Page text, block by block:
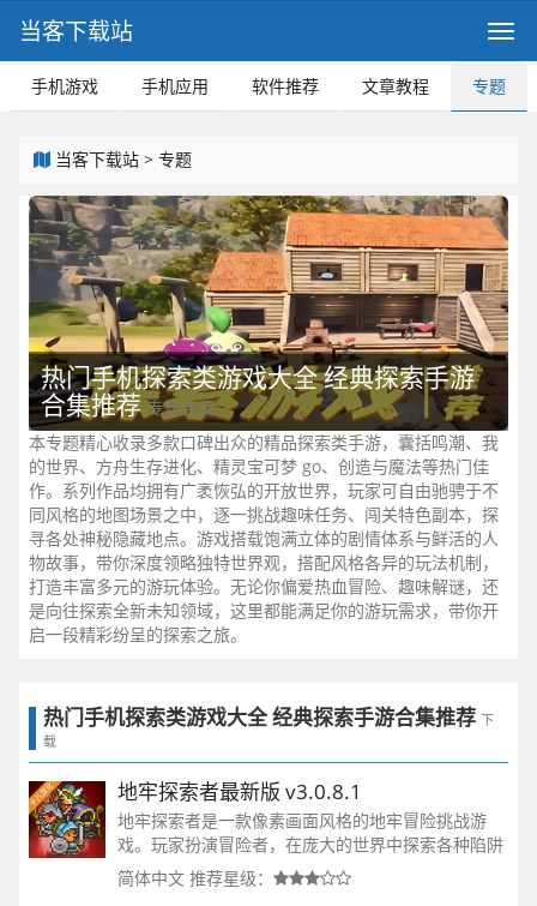
当客下载站
手机游戏 手机应用 软件推荐 文章教程 专题
当客下载站 > 专题
热门手机探索类游戏大全 经典探索手游
合集推荐专题合集
本专题精心收录多款口碑出众的精品探索类手游，囊括鸣潮、我
的世界、方舟生存进化、精灵宝可梦 go、创造与魔法等热门佳
作。系列作品均拥有广袤恢弘的开放世界，玩家可自由驰骋于不
同风格的地图场景之中，逐一挑战趣味任务、闯关特色副本，探
寻各处神秘隐藏地点。游戏搭载饱满立体的剧情体系与鲜活的人
物故事，带你深度领略独特世界观，搭配风格各异的玩法机制，
打造丰富多元的游玩体验。无论你偏爱热血冒险、趣味解谜，还
是向往探索全新未知领域，这里都能满足你的游玩需求，带你开
启一段精彩纷呈的探索之旅。
热门手机探索类游戏大全 经典探索手游合集推荐 下
载
地牢探索者最新版 v3.0.8.1
地牢探索者是一款像素画面风格的地牢冒险挑战游
戏。玩家扮演冒险者，在庞大的世界中探索各种陷阱
和敌人，利用技能和装备击败僵尸等怪物，深入地下
城挑战boss。
简体中文 推荐星级：